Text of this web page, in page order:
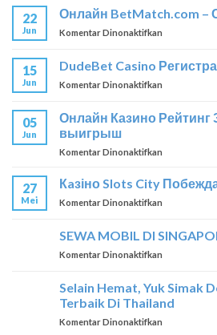
22
Jun
Онлайн BetMatch.com –
Komentar Dinonaktifkan
BetMatch.com
победа
15
Jun
DudeBet Casino
Komentar Dinonaktifkan
Casino
Регистрация
05
Jun
Онлайн Казино Рейтинг
выигрыш
Komentar Dinonaktifkan
Казино
выигрыш
27
Mei
Кaзіно Slots City
Komentar Dinonaktifkan
City
SEWA MOBIL DI
Komentar Dinonaktifkan
DI
SINGAPORE
Selain Hemat, Yuk Simak
Terbaik Di Thailand
Komentar Dinonaktifkan